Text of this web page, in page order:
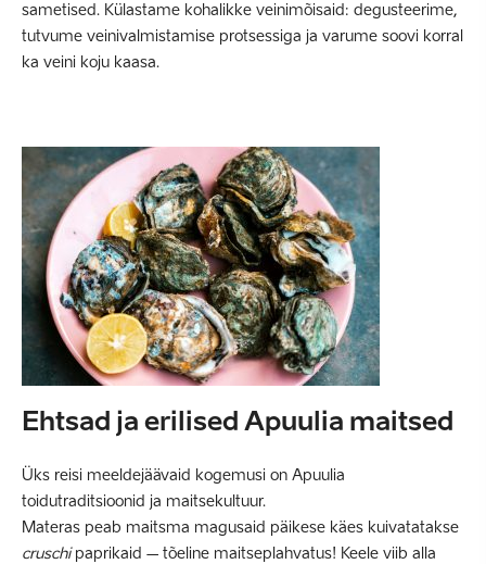
sametised. Külastame kohalikke veinimõisaid: degusteerime,
tutvume veinivalmistamise protsessiga ja varume soovi korral
ka veini koju kaasa.
Ehtsad ja erilised Apuulia maitsed
Üks reisi meeldejäävaid kogemusi on Apuulia
toidutraditsioonid ja maitsekultuur.
Materas peab maitsma magusaid päikese käes kuivatatakse
cruschipaprikaid – tõeline maitseplahvatus! Keele viib alla